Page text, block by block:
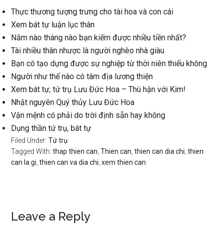
Thực thương tượng trưng cho tài hoa và con cái
Xem bát tự luận lục thân
Năm nào tháng nào bạn kiếm được nhiều tiền nhất?
Tài nhiều thân nhược là người nghèo nhà giàu
Bạn có tạo dựng được sự nghiệp từ thời niên thiếu không
Người như thế nào có tâm địa lương thiện
Xem bát tự, tứ trụ Lưu Đức Hoa – Thù hận với Kim!
Nhật nguyên Quý thủy Lưu Đức Hoa
Vận mệnh có phải do trời định sẵn hay không
Dụng thần tứ trụ, bát tự
Filed Under:Tứ trụ
Tagged With:thap thien can ,Thien can ,thien can dia chi ,thien
can la gi ,thien can va dia chi ,xem thien can
Reader
Leave a Reply